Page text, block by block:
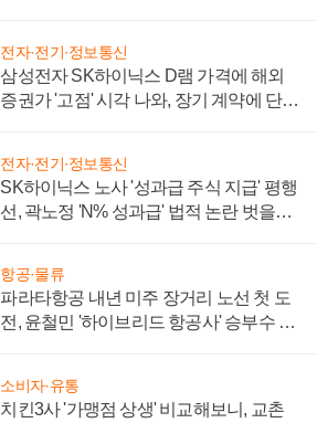
전자·전기·정보통신
삼성전자 SK하이닉스 D램 가격에 해외
증권가 '고점' 시각 나와, 장기 계약에 단점
전자·전기·정보통신
SK하이닉스 노사 '성과급 주식 지급' 평행
선, 곽노정 'N% 성과급' 법적 논란 벗을지
항공·물류
파라타항공 내년 미주 장거리 노선 첫 도
전, 윤철민 '하이브리드 항공사' 승부수 통
소비자·유통
치킨3사 '가맹점 상생' 비교해보니, 교촌